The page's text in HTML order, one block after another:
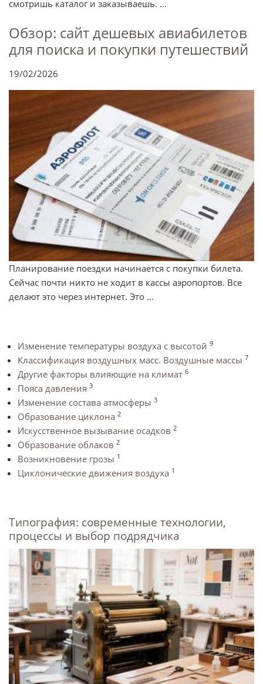
смотришь каталог и заказываешь. ...
Обзор: сайт дешевых авиабилетов
для поиска и покупки путешествий
19/02/2026
Планирование поездки начинается с покупки билета.
Сейчас почти никто не ходит в кассы аэропортов. Все
делают это через интернет. Это ...
Изменение температуры воздуха с высотой 9
Классификация воздушных масс. Воздушные массы 7
Другие факторы влияющие на климат 6
Пояса давления 3
Изменение состава атмосферы 3
Образование циклона 2
Искусственное вызывание осадков 2
Образование облаков 2
Возникновение грозы 1
Циклонические движения воздуха 1
Типография: современные технологии,
процессы и выбор подрядчика